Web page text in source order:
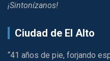
¡Sintonízanos!
Ciudad de El Alto
“41 años de pie, forjando